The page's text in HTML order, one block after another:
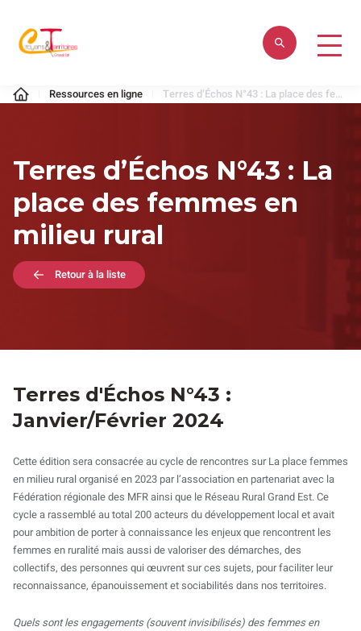
contenu
Citoyens
&
Ressources en ligne Terres d’Échos N°43 : La place des femmes en milieu rural
Terres d’Échos N°43 : La
place des femmes en
milieu rural
Retour à la liste
Terres d'Échos N°43 :
Janvier/Février 2024
Cette édition sera consacrée au cycle de rencontres sur La place femmes
en milieu rural organisé en 2023 par l’association en partenariat avec la
Fédération régionale des MFR ainsi que le Réseau Rural Grand Est. Ce
cycle a rassemblé au total 200 acteurs du développement local et avait
pour ambition de porter à connaissance les enjeux que rencontrent les
femmes en ruralité mais aussi de valoriser des démarches, des
collectifs, des personnes qui œuvrent sur ces sujets, pour faciliter leur
reconnaissance, épanouissement et sociabilités dans nos territoires.
Quels sont les engagements (souvent invisibilisés) des femmes en